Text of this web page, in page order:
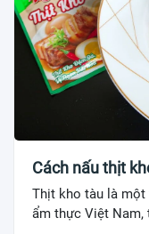
Cách nấu thịt
Thịt kho tàu là một
ẩm thực Việt Nam,